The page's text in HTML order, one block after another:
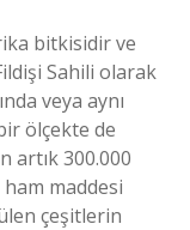
bitkisidir ve
Sahili olarak
veya aynı
ölçekte de
artık 300.000
maddesi
çeşitlerin